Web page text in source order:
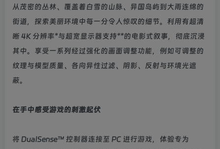
从茂密的丛林、覆盖着白雪的山脉、异国岛屿到大雨连绵的
街道，探索美丽环境中每一分令人惊叹的细节。利用有超清
晰 4K 分辨率*与超宽显示器支持**的电影式叙事，彻底沉浸
其中。享受一系列经过强化的画面调整功能，例如可调整的
纹理与模型质量、各向异性过滤、阴影、反射与环境光遮
蔽。
在手中感受游戏的刺激起伏
将 DualSense™ 控制器连接至 PC 进行游戏，体验专为